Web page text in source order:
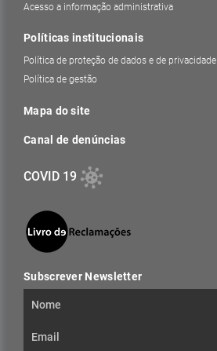
Acesso a informação administrativa
Políticas institucionais
Política de proteção de dados e de privacidade
Política de gestão
Mapa do site
Canal de denúncias
COVID 19
Subscrever Newsletter